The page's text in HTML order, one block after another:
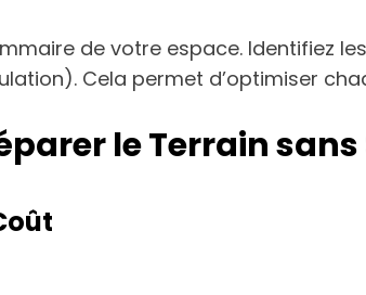
de votre espace. Identifiez
Cela permet d’optimiser
le Terrain sans